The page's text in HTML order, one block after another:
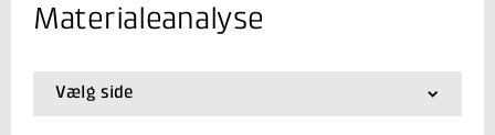
+45 72 20 23 57
Skriv til mig
Materialeanalyse
Vælg side
01.Forside